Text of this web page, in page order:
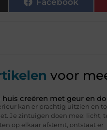
voor
huis creëren met geur en
kan er prachtig uitzien en
Je zintuigen doen mee: licht,
op elkaar afstemt, ontstaat er